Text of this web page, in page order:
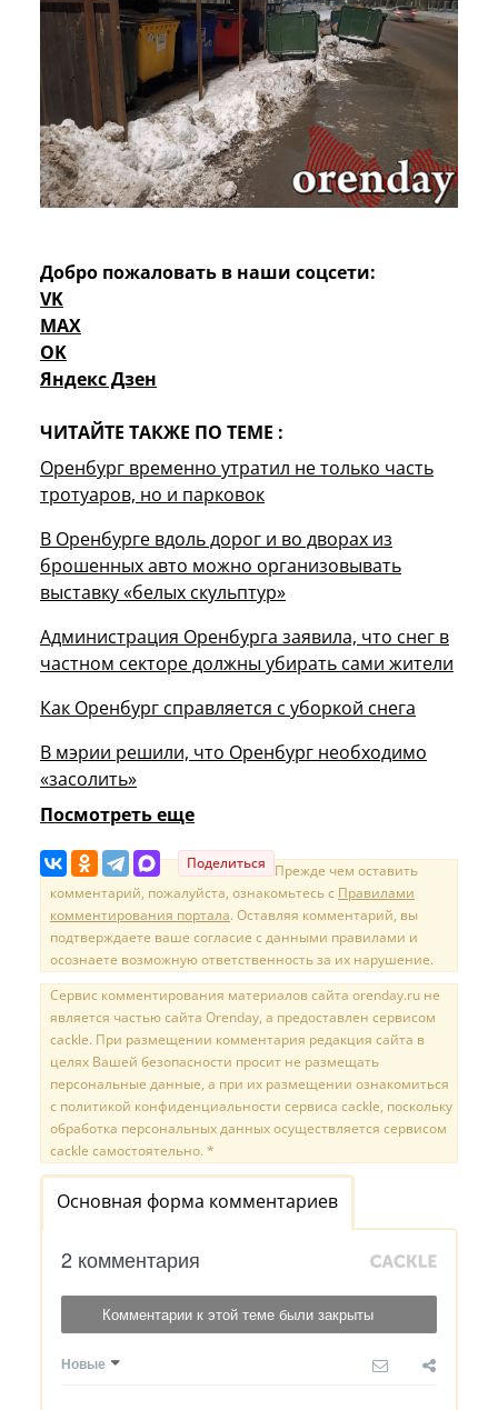
Добро пожаловать в наши соцсети:
VK
MAX
OK
Яндекс Дзен
ЧИТАЙТЕ ТАКЖЕ ПО ТЕМЕ :
Оренбург временно утратил не только часть
тротуаров, но и парковок
В Оренбурге вдоль дорог и во дворах из
брошенных авто можно организовывать
выставку «белых скульптур»
Администрация Оренбурга заявила, что снег в
частном секторе должны убирать сами жители
Как Оренбург справляется с уборкой снега
В мэрии решили, что Оренбург необходимо
«засолить»
Посмотреть еще
Поделиться Прежде чем оставить
комментарий, пожалуйста, ознакомьтесь с Правилами
комментирования портала. Оставляя комментарий, вы
подтверждаете ваше согласие с данными правилами и
осознаете возможную ответственность за их нарушение.
Сервис комментирования материалов сайта orenday.ru не
является частью сайта Orenday, а предоставлен сервисом
cackle. При размещении комментария редакция сайта в
целях Вашей безопасности просит не размещать
персональные данные, а при их размещении ознакомиться
с политикой конфиденциальности сервиса cackle, поскольку
обработка персональных данных осуществляется сервисом
cackle самостоятельно. *
Основная форма комментариев
2 комментария
Комментарии к этой теме были закрыты
Новые